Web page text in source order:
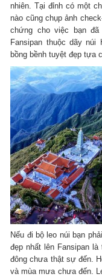
nhiên. Tại đỉnh có một
nào cũng chụp ảnh
chứng cho việc bạn đã
Fansipan thuộc dãy núi
bồng bềnh tuyệt đẹp tựa
Nếu đi bộ leo núi bạn
đẹp nhất lên Fansipan
đông chưa thật sự đến.
và mùa mưa chưa đến.